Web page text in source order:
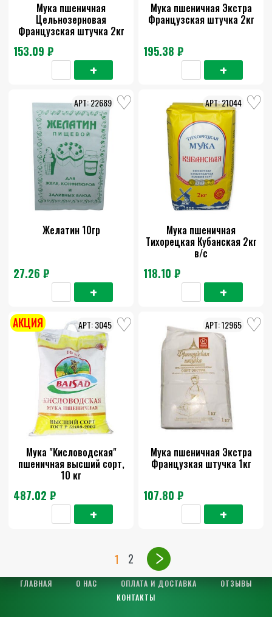
Мука пшеничная
Цельнозерновая
Французская штучка 2кг
153.09 ₽
Мука пшеничная Экстра
Французская штучка 2кг
195.38 ₽
Желатин 10гр
27.26 ₽
22689
Мука пшеничная
Тихорецкая Кубанская 2кг
в/с
118.10 ₽
21044
Мука "Кисловодская"
пшеничная высший сорт,
10 кг
487.02 ₽
3045
АКЦИЯ
Мука пшеничная Экстра
Французкая штучка 1кг
107.80 ₽
12965
1 2
ГЛАВНАЯ О НАС ОПЛАТА И ДОСТАВКА
ОТЗЫВЫ
КОНТАКТЫ